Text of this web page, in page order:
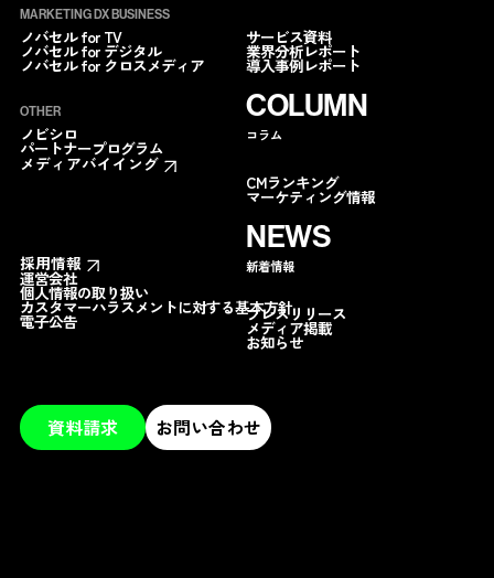
COLUMN
コラム
CMランキング
マーケティング情報
MARKETING DX BUSINESS
ノバセル for TV
ノバセル for デジタル
ノバセル for クロスメディア
OTHER
ノビシロ
パートナープログラム
メディアバイイング
NEWS
新着情報
プレスリリース
メディア掲載
お知らせ
サービス資料
業界分析レポート
導入事例レポート
採用情報
運営会社
個人情報の取り扱い
カスタマーハラスメントに対する基本方針
電子公告
資料請求 お問い合わせ